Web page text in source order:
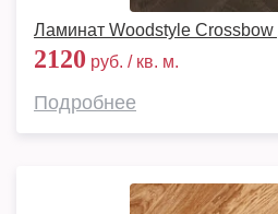
Ламинат Woodstyle Crossbow
2120 руб. / кв. м.
Подробнее